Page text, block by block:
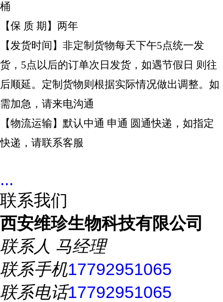
桶
【保 质 期】两年
【发货时间】非定制货物每天下午5点统一发
货，5点以后的订单次日发货，如遇节假日 则往
后顺延。定制货物则根据实际情况做出调整。如
需加急，请来电沟通
【物流运输】默认中通 申通 圆通快递，如指定
快递，请联系客服
...
联系我们
西安维珍生物科技有限公司
联系人 马经理
联系手机17792951065
联系电话17792951065